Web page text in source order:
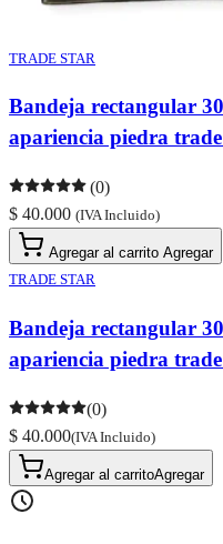
TRADE STAR
Bandeja rectangular
apariencia piedra
(0)
$ 40.000 (IVA Incluido)
Agregar al carrito Agregar
TRADE STAR
Bandeja rectangular
apariencia piedra
(0)
$ 40.000(IVA Incluido)
Agregar al carritoAgregar